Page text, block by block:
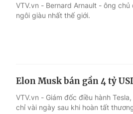
VTV.vn - Bernard Arnault - ông
ngôi giàu nhất thế giới.
Elon Musk bán gần 4 tỷ
VTV.vn - Giám đốc điều hành
chỉ vài ngày sau khi hoàn tất